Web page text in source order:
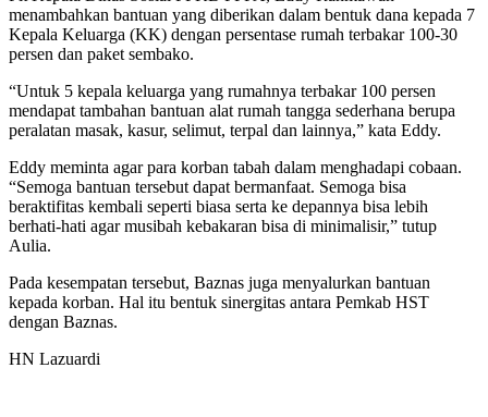
menambahkan bantuan yang diberikan dalam bentuk dana kepada 7
Kepala Keluarga (KK) dengan persentase rumah terbakar 100-30
persen dan paket sembako.
“Untuk 5 kepala keluarga yang rumahnya terbakar 100 persen
mendapat tambahan bantuan alat rumah tangga sederhana berupa
peralatan masak, kasur, selimut, terpal dan lainnya,” kata Eddy.
Eddy meminta agar para korban tabah dalam menghadapi cobaan.
“Semoga bantuan tersebut dapat bermanfaat. Semoga bisa
beraktifitas kembali seperti biasa serta ke depannya bisa lebih
berhati-hati agar musibah kebakaran bisa di minimalisir,” tutup
Aulia.
Pada kesempatan tersebut, Baznas juga menyalurkan bantuan
kepada korban. Hal itu bentuk sinergitas antara Pemkab HST
dengan Baznas.
HN Lazuardi